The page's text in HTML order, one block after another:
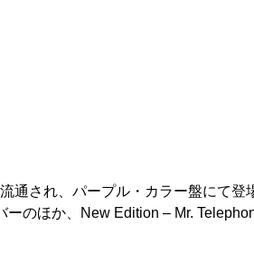
通され、パープル・カラー盤にて登
のほか、New Edition – Mr.